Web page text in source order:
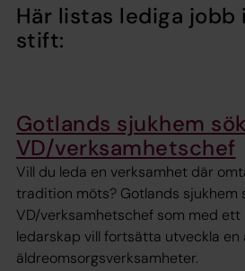
Här listas lediga jobb
stift:
Gotlands sjukhem
VD/verksamhetschef
Vill du leda en verksamhet där
tradition möts? Gotlands sjukhem
VD/verksamhetschef som med
ledarskap vill fortsätta utveckla en
äldreomsorgsverksamheter.